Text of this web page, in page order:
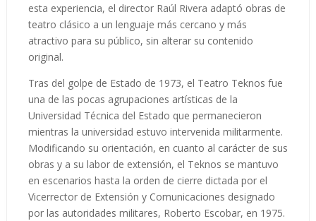
esta experiencia, el director Raúl Rivera adaptó obras de
teatro clásico a un lenguaje más cercano y más
atractivo para su público, sin alterar su contenido
original.
Tras del golpe de Estado de 1973, el Teatro Teknos fue
una de las pocas agrupaciones artísticas de la
Universidad Técnica del Estado que permanecieron
mientras la universidad estuvo intervenida militarmente.
Modificando su orientación, en cuanto al carácter de sus
obras y a su labor de extensión, el Teknos se mantuvo
en escenarios hasta la orden de cierre dictada por el
Vicerrector de Extensión y Comunicaciones designado
por las autoridades militares, Roberto Escobar, en 1975.